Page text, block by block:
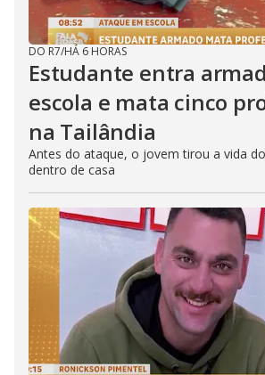
DO R7/HÁ 6 HORAS
Estudante entra
escola e mata cinco
na Tailândia
Antes do ataque, o jovem tirou a vida
dentro de casa